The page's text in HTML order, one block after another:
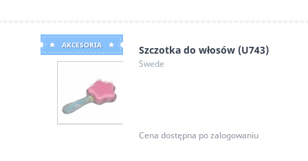
AKCESORIA Szczotka do włosów (U743)
Swede
Cena dostępna po zalogowaniu